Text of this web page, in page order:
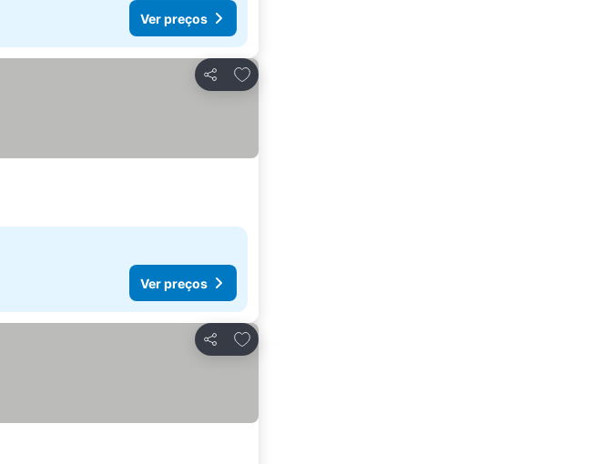
Ver preços
Partilhar
Adicionar aos favoritos
Ver preços
Partilhar
Adicionar aos favoritos